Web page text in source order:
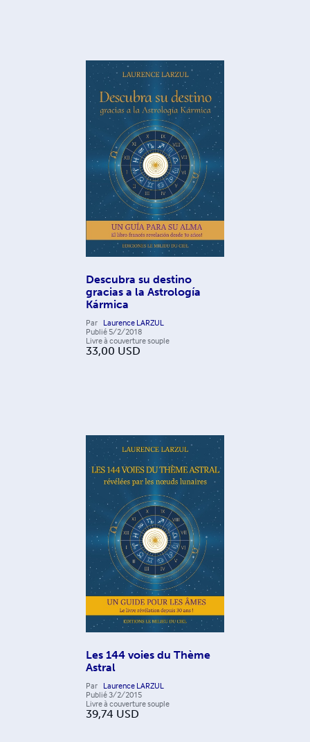
Descubra su destino
gracias a la Astrología
Kármica
Par Laurence LARZUL
Publié 5/2/2018
Livre à couverture souple
33,00 USD
Les 144 voies du Thème
Astral
Par Laurence LARZUL
Publié3/2/2015
Livre à couverture souple
39,74 USD